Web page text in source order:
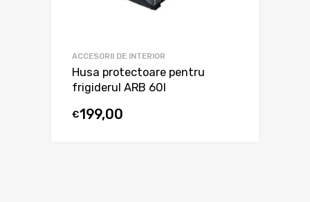
ACCESORII DE INTERIOR
Husa protectoare pentru
frigiderul ARB 60l
€199,00